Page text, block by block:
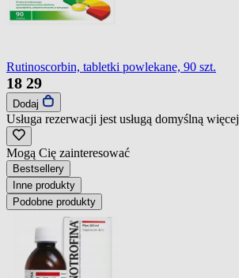
Rutinoscorbin, tabletki powlekane, 90 szt.
18 29
Dodaj
Usługa rezerwacji jest usługą domyślną więcej
Mogą Cię zainteresować
Bestsellery
Inne produkty
Podobne produkty